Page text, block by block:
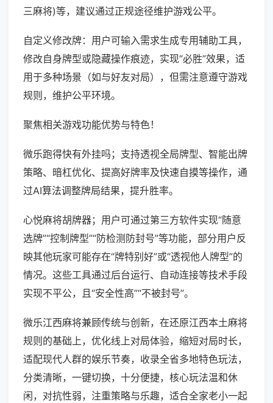
三麻将)等，建议通过正规途径维护游戏公平。
自定义修改牌：用户可输入需求生成专用辅助工具，
修改自身牌型或隐藏操作痕迹，实现“必胜”效果，适
用于多种场景（如与好友对局），但需注意遵守游戏
规则，维护公平环境。
聚焦相关游戏功能优势与特色！
微乐跑得快有外挂吗；支持透视全局牌型、智能出牌
策略、暗杠优化、提高好牌率及快速自摸等操作，通
过AI算法调整牌局结果，提升胜率。
心悦麻将胡牌器；用户可通过第三方软件实现“随意
选牌”“控制牌型”“防检测防封号”等功能，部分用户反
映其他玩家可能存在“牌特别好”或“透视他人牌型”的
情况。这些工具通过后台运行、自动连接等技术手段
实现不平公，且“安全性高”“不被封号”。
微乐江西麻将兼顾传统与创新，在还原江西本土麻将
规则的基础上，优化线上对局体验，缩短对局时长，
适配现代人群的娱乐节奏，收录全省多地特色玩法，
分类清晰，一键切换，十分便捷，核心玩法温和休
闲，对抗性弱，注重策略与乐趣，适合全家老小一起